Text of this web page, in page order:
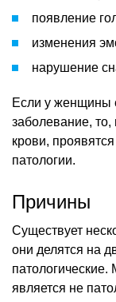
появление
изменения
нарушение
Если у женщины
заболевание,
крови,
патологии.
Причины
Существует
они делятся на
является не